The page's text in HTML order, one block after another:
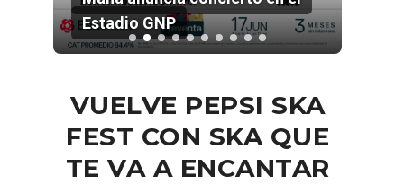
Estadio GNP
VUELVE PEPSI SKA
FEST CON SKA QUE
TE VA A ENCANTAR